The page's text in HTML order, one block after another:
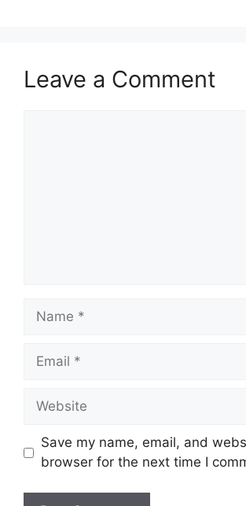
Leave a Comment
Name
Email
Website
Save my name, email, and
browser for the next time I